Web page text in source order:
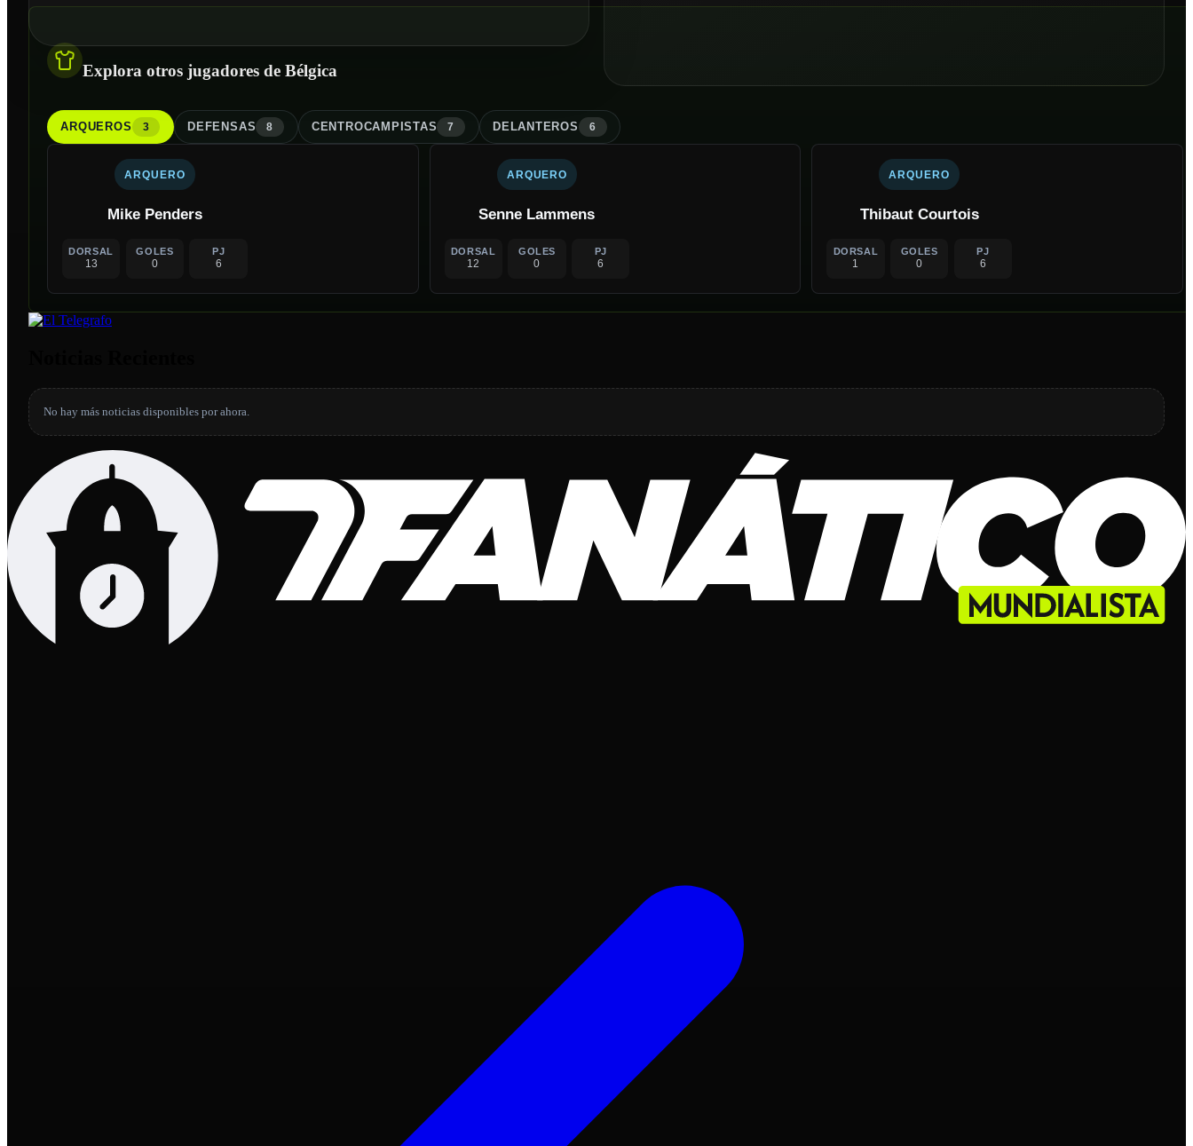
Explora otros jugadores de Bélgica
ARQUEROS 3 DEFENSAS 8 CENTROCAMPISTAS 7 DELANTEROS 6
ARQUERO
Mike Penders
DORSAL
13
GOLES
0
PJ
6
ARQUERO
Senne Lammens
DORSAL
12
GOLES
0
PJ
6
ARQUERO
Thibaut Courtois
DORSAL
1
GOLES
0
PJ
6
No hay más noticias disponibles por ahora.